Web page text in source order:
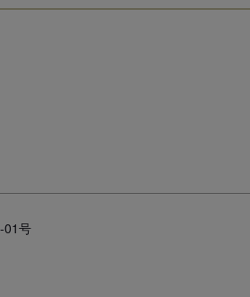
01号